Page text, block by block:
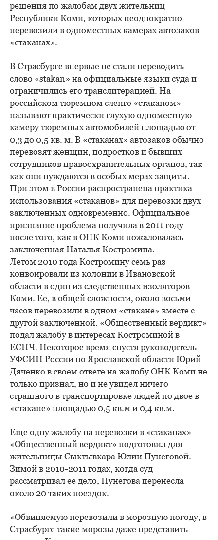
решения по жалобам двух жительниц
Республики Коми, которых неоднократно
перевозили в одноместных камерах автозаков -
«стаканах».
В Страсбурге впервые не стали переводить
слово «stakan» на официальные языки суда и
ограничились его транслитерацией. На
российском тюремном сленге «стаканом»
называют практически глухую одноместную
камеру тюремных автомобилей площадью от
0,3 до 0,5 кв. м. В «стаканах» автозаков обычно
перевозят женщин, подростков и бывших
сотрудников правоохранительных органов, так
как они нуждаются в особых мерах защиты.
При этом в России распространена практика
использования «стаканов» для перевозки двух
заключенных одновременно. Официальное
признание проблема получила в 2011 году
после того, как в ОНК Коми пожаловалась
заключенная Наталья Костромина.
Летом 2010 года Костромину семь раз
конвоировали из колонии в Ивановской
области в один из следственных изоляторов
Коми. Ее, в общей сложности, около восьми
часов перевозили в одном «стакане» вместе с
другой заключенной. «Общественный вердикт»
подал жалобу в интересах Костроминой в
ЕСПЧ. Некоторое время спустя руководитель
УФСИН России по Ярославской области Юрий
Дяченко в своем ответе на жалобу ОНК Коми не
только признал, но и не увидел ничего
страшного в транспортировке людей по двое в
«стакане» площадью 0,5 кв.м и 0,4 кв.м.
Еще одну жалобу на перевозки в «стаканах»
«Общественный вердикт» подготовил для
жительницы Сыктывкара Юлии Пунеговой.
Зимой в 2010-2011 годах, когда суд
рассматривал ее дело, Пунегова перенесла
около 20 таких поездок.
«Обвиняемую перевозили в морозную погоду, в
Страсбурге такие морозы даже представить